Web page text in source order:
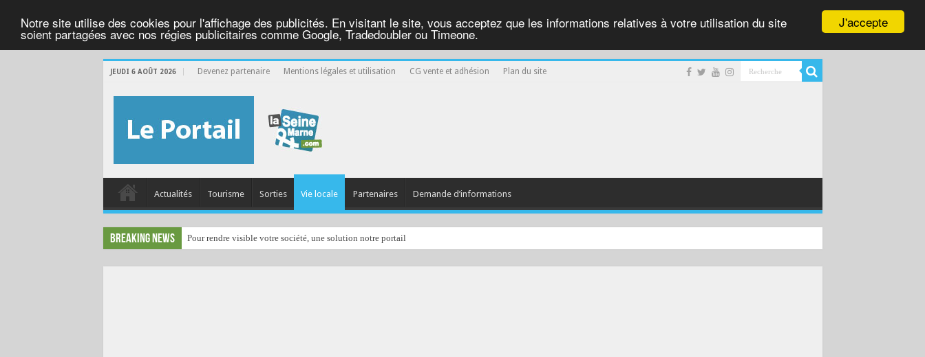
J'accepte
Notre site utilise des cookies pour l'affichage des publicités. En visitant le site, vous acceptez que les informations relatives à votre utilisation du site
soient partagées avec nos régies publicitaires comme Google, Tradedoubler ou Timeone.
JEUDI 6 AOÛT 2026 Devenez partenaire Mentions légales et utilisation CG vente et adhésion Plan du site
Actualités Tourisme Sorties Vie locale Partenaires Demande d’informations
Breaking News Pour rendre visible votre société, une solution notre portail